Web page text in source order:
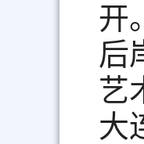
开
后
艺
大